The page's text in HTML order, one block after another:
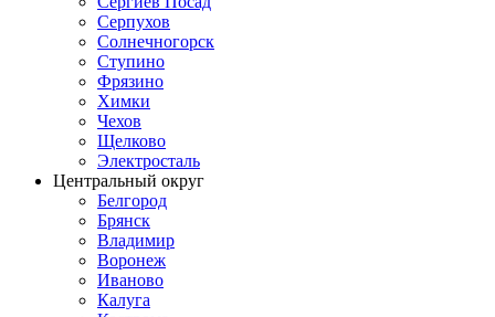
Серпухов
Солнечногорск
Ступино
Фрязино
Химки
Чехов
Щелково
Электросталь
Центральный округ
Белгород
Брянск
Владимир
Воронеж
Иваново
Калуга